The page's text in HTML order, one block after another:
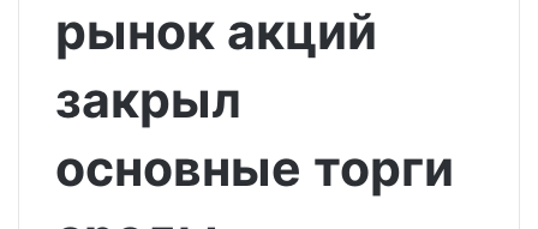
рынок акций
закрыл
основные торги